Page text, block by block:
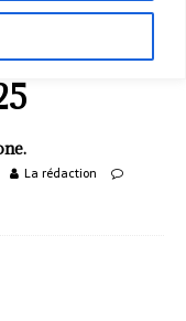
La rédaction